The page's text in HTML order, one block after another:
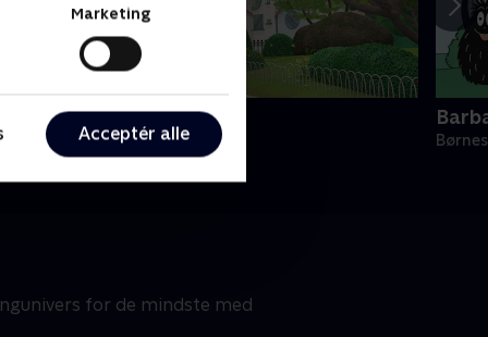
Marketing
Acceptér alle
• 4 sæsoner
for de mindste med